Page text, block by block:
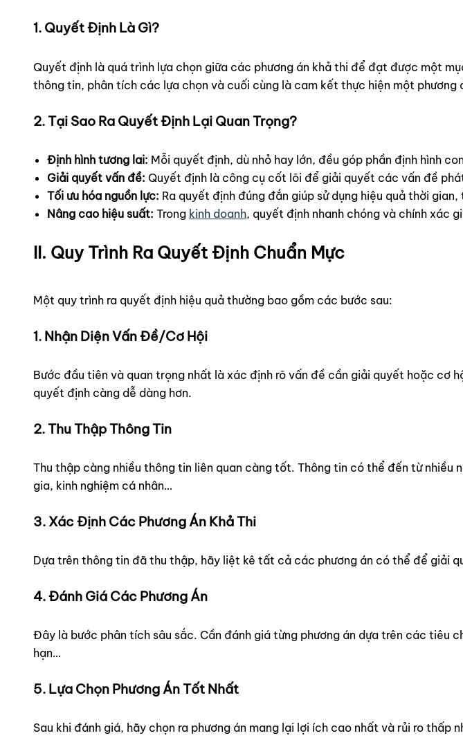
1. Quyết Định Là Gì?
Quyết định là quá trình lựa chọn giữa các phương án khả thi để đạt được một
thông tin, phân tích các lựa chọn và cuối cùng là cam kết thực hiện một phương
2. Tại Sao Ra Quyết Định Lại Quan Trọng?
Định hình tương lai: Mỗi quyết định, dù nhỏ hay lớn, đều góp phần định hình
Giải quyết vấn đề: Quyết định là công cụ cốt lõi để giải quyết các vấn đề
Tối ưu hóa nguồn lực: Ra quyết định đúng đắn giúp sử dụng hiệu quả thời
Nâng cao hiệu suất: Trong kinh doanh, quyết định nhanh chóng và chính xác
II. Quy Trình Ra Quyết Định Chuẩn Mực
Một quy trình ra quyết định hiệu quả thường bao gồm các bước sau:
1. Nhận Diện Vấn Đề/Cơ Hội
Bước đầu tiên và quan trọng nhất là xác định rõ vấn đề cần giải quyết hoặc cơ
quyết định càng dễ dàng hơn.
2. Thu Thập Thông Tin
Thu thập càng nhiều thông tin liên quan càng tốt. Thông tin có thể đến từ nhiều
gia, kinh nghiệm cá nhân…
3. Xác Định Các Phương Án Khả Thi
Dựa trên thông tin đã thu thập, hãy liệt kê tất cả các phương án có thể để giải
4. Đánh Giá Các Phương Án
Đây là bước phân tích sâu sắc. Cần đánh giá từng phương án dựa trên các tiêu
hạn…
5. Lựa Chọn Phương Án Tốt Nhất
Sau khi đánh giá, hãy chọn ra phương án mang lại lợi ích cao nhất và rủi ro thấp